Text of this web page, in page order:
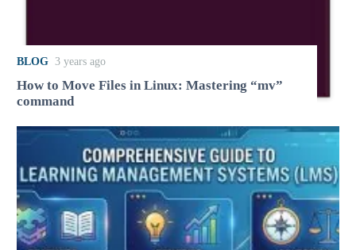
BLOG 3 years ago
How to Move Files in Linux: Mastering “mv”
command